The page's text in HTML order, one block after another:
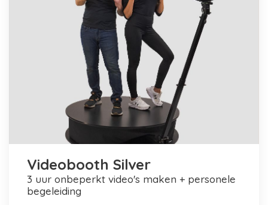
Videobooth Silver
3 uur onbeperkt video's maken + personele
begeleiding